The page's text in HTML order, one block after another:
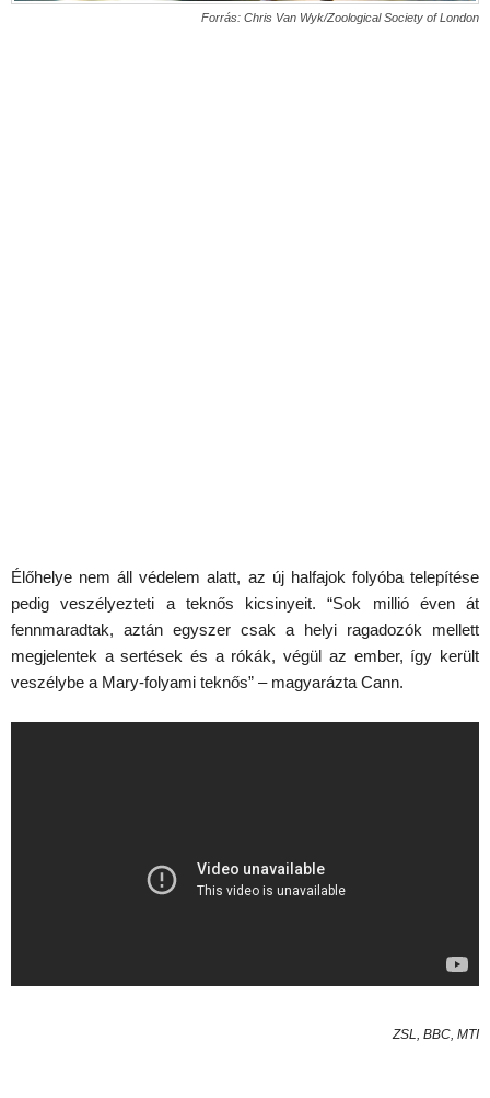
Forrás: Chris Van Wyk/Zoological Society of London
Élőhelye nem áll védelem alatt, az új halfajok folyóba telepítése
pedig veszélyezteti a teknős kicsinyeit. “Sok millió éven át
fennmaradtak, aztán egyszer csak a helyi ragadozók mellett
megjelentek a sertések és a rókák, végül az ember, így került
veszélybe a Mary-folyami teknős” – magyarázta Cann.
ZSL, BBC, MTI